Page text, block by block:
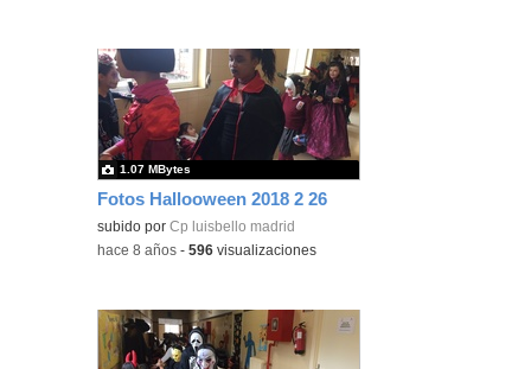
Fotos Hallooween 2018 2 26
subido porCp luisbello madrid
1.07 MBytes
-hace 8 años -596 visualizaciones